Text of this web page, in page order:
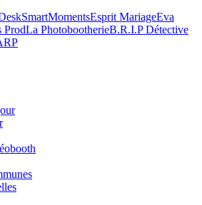
SmartMomentsEsprit MariageEva
ProdLa PhotobootherieB.R.I.P Détective